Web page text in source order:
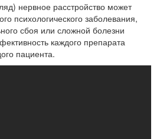
нервное расстройство может
психологического заболевания,
сбоя или сложной болезни
каждого препарата
пациента.